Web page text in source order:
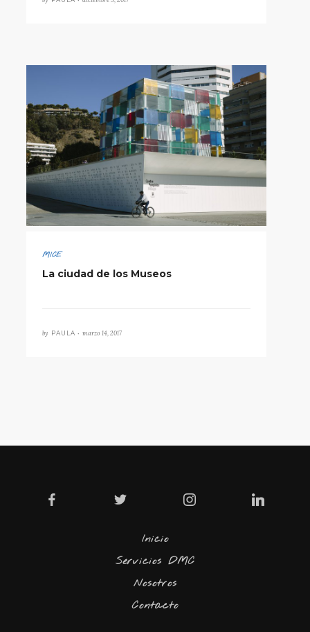
MICE
La ciudad de los Museos
by PAULA • marzo 14, 2017
Inicio
Servicios DMC
Nosotros
Contacto